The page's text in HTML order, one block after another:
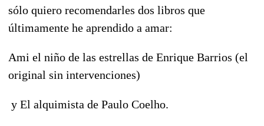
sólo quiero recomendarles dos libros que
últimamente he aprendido a amar:
Ami el niño de las estrellas de Enrique Barrios (el
original sin intervenciones)
y El alquimista de Paulo Coelho.